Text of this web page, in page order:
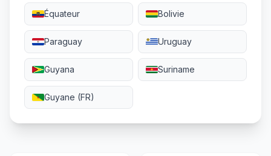
Équateur Bolivie
Paraguay Uruguay
Guyana Suriname
Guyane (FR)